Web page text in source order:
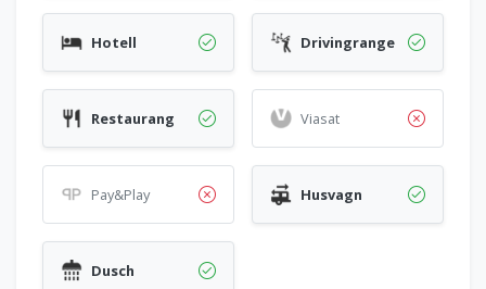
Hotell Drivingrange
Restaurang Viasat
Pay&Play Husvagn
Dusch